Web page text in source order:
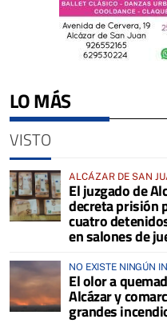
LO MÁS
VISTO
ALCÁZAR DE SAN
El juzgado de
decreta prisión
cuatro
en salones de
NO EXISTE NINGÚN
COMARCA
El olor a
Alcázar y
grandes